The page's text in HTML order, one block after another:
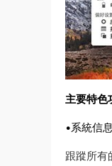
主要特色
•系統信息
跟蹤所有